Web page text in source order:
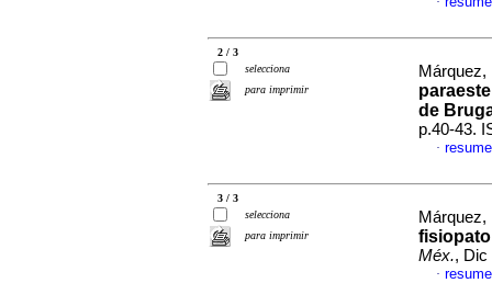
2 / 3
selecciona
para imprimir
Márquez,
de
p.40-43.
·
3 / 3
selecciona
para imprimir
Márquez,
Méx., Dic
·